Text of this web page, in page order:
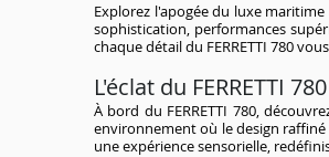
Explorez l'apogée du luxe maritime
sophistication, performances
chaque détail du FERRETTI 780
L'éclat du FERRETTI 780
À bord du FERRETTI 780,
environnement où le design
une expérience sensorielle,